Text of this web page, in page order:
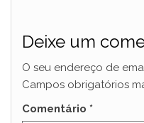
Deixe um
O seu endereço de
Campos obrigatórios
Comentário *